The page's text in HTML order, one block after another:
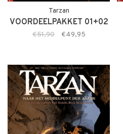
Tarzan
VOORDEELPAKKET 01+02
€51,90 €49,95